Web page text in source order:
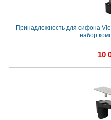
Принадлежность для сифона
набор
10